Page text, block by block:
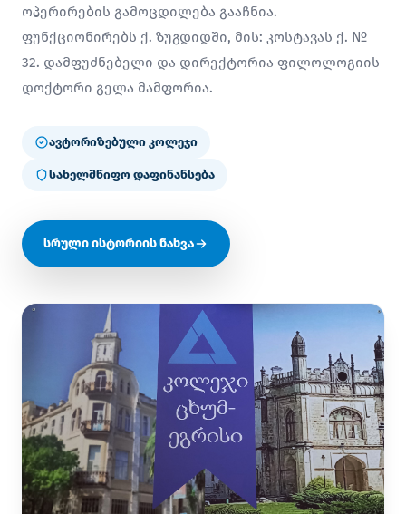
ოპერირების გამოცდილება გააჩნია.
ფუნქციონირებს ქ. ზუგდიდში, მის: კოსტავას ქ. №
32. დამფუძნებელი და დირექტორია ფილოლოგიის
დოქტორი გელა მამფორია.
ავტორიზებული კოლეჯი
სახელმწიფო დაფინანსება
სრული ისტორიის ნახვა